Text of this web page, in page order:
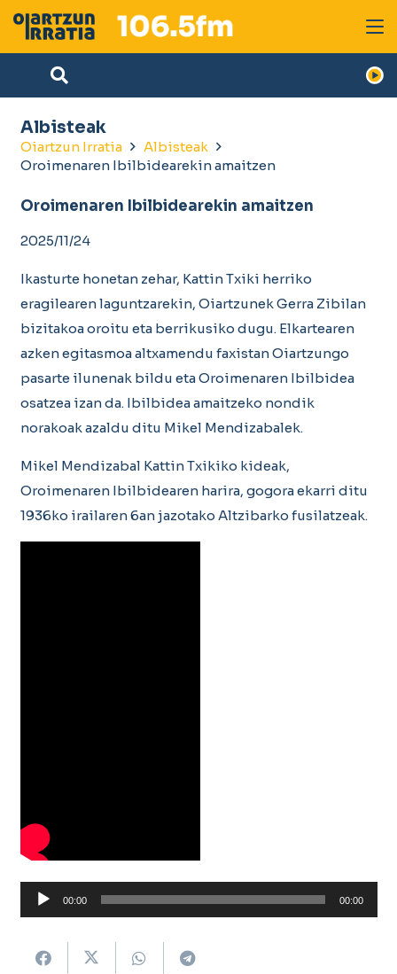
Albisteak
Oiartzun Irratia
Albisteak
Oroimenaren Ibilbidearekin amaitzen
Oroimenaren Ibilbidearekin amaitzen
2025/11/24
Ikasturte honetan zehar, Kattin Txiki herriko
eragilearen laguntzarekin, Oiartzunek Gerra Zibilan
bizitakoa oroitu eta berrikusiko dugu. Elkartearen
azken egitasmoa altxamendu faxistan Oiartzungo
pasarte ilunenak bildu eta Oroimenaren Ibilbidea
osatzea izan da. Ibilbidea amaitzeko nondik
norakoak azaldu ditu Mikel Mendizabalek.
Mikel Mendizabal Kattin Txikiko kideak,
Oroimenaren Ibilbidearen harira, gogora ekarri ditu
1936ko irailaren 6an jazotako Altzibarko fusilatzeak.
Soinu
erreproduzigailua
00:00 00:00